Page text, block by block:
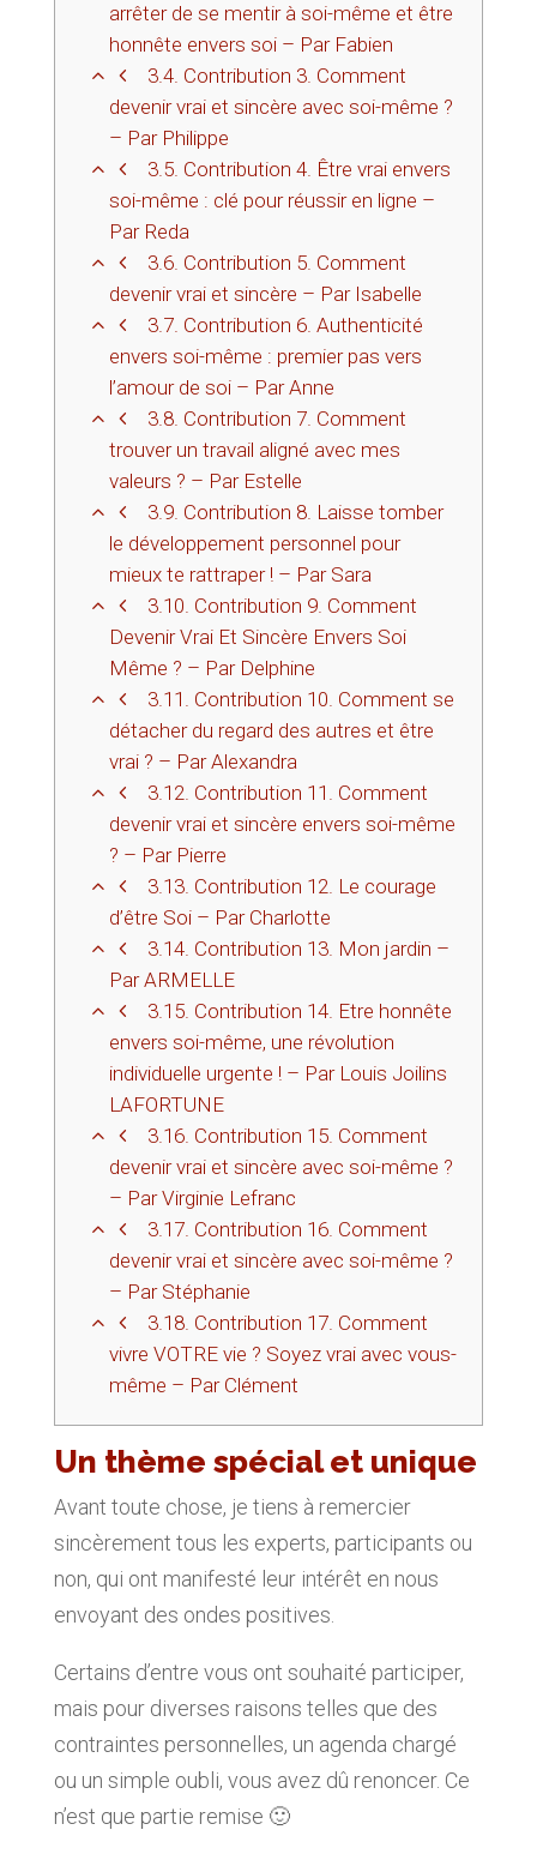
arrêter de se mentir à soi-même et être
honnête envers soi – Par Fabien
3.4. Contribution 3. Comment
devenir vrai et sincère avec soi-même ?
– Par Philippe
3.5. Contribution 4. Être vrai envers
soi-même : clé pour réussir en ligne –
Par Reda
3.6. Contribution 5. Comment
devenir vrai et sincère – Par Isabelle
3.7. Contribution 6. Authenticité
envers soi-même : premier pas vers
l’amour de soi – Par Anne
3.8. Contribution 7. Comment
trouver un travail aligné avec mes
valeurs ? – Par Estelle
3.9. Contribution 8. Laisse tomber
le développement personnel pour
mieux te rattraper ! – Par Sara
3.10. Contribution 9. Comment
Devenir Vrai Et Sincère Envers Soi
Même ? – Par Delphine
3.11. Contribution 10. Comment se
détacher du regard des autres et être
vrai ? – Par Alexandra
3.12. Contribution 11. Comment
devenir vrai et sincère envers soi-même
? – Par Pierre
3.13. Contribution 12. Le courage
d’être Soi – Par Charlotte
3.14. Contribution 13. Mon jardin –
Par ARMELLE
3.15. Contribution 14. Etre honnête
envers soi-même, une révolution
individuelle urgente ! – Par Louis Joilins
LAFORTUNE
3.16. Contribution 15. Comment
devenir vrai et sincère avec soi-même ?
– Par Virginie Lefranc
3.17. Contribution 16. Comment
devenir vrai et sincère avec soi-même ?
– Par Stéphanie
3.18. Contribution 17. Comment
vivre VOTRE vie ? Soyez vrai avec vous-
même – Par Clément
Un thème spécial et unique
Avant toute chose, je tiens à remercier
sincèrement tous les experts, participants ou
non, qui ont manifesté leur intérêt en nous
envoyant des ondes positives.
Certains d’entre vous ont souhaité participer,
mais pour diverses raisons telles que des
contraintes personnelles, un agenda chargé
ou un simple oubli, vous avez dû renoncer. Ce
n’est que partie remise 🙂